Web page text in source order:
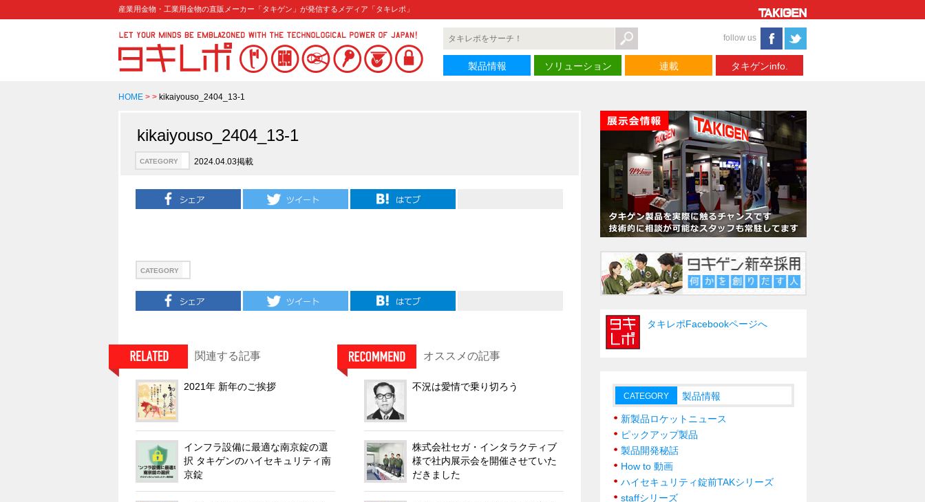
産業用金物・工業用金物の直販メーカー「タキゲン」が発信するメディア「タキレポ」
follow us
製品情報 ソリューション 連載 タキゲンinfo.
HOME > > kikaiyouso_2404_13-1
kikaiyouso_2404_13-1
CATEGORY 2024.04.03掲載
CATEGORY
関連する記事
2021年 新年のご挨拶
インフラ設備に最適な南京錠の選
択 タキゲンのハイセキュリティ南
京錠
オススメの記事
不況は愛情で乗り切ろう
株式会社セガ・インタラクティブ
様で社内展示会を開催させていた
だきました
タキレポFacebookページへ
CATEGORY 製品情報
新製品ロケットニュース
ピックアップ製品
製品開発秘話
How to 動画
ハイセキュリティ錠前TAKシリーズ
staffシリーズ